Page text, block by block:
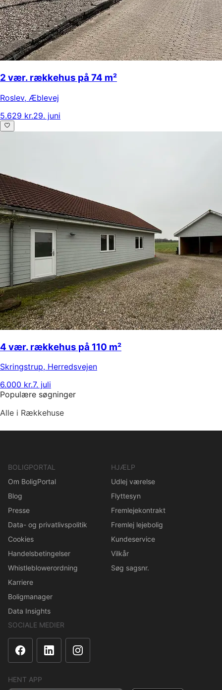
2 vær. rækkehus på 74 m²
Roslev, Æblevej
5.629 kr.29. juni
4 vær. rækkehus på 110 m²
Skringstrup, Herredsvejen
6.000 kr.7. juli
Populære søgninger
Alle i Rækkehuse
BOLIGPORTAL
Om BoligPortal
Blog
Presse
Data- og privatlivspolitik
Cookies
Handelsbetingelser
Whistleblowerordning
Karriere
Boligmanager
Data Insights
HJÆLP
Udlej værelse
Flyttesyn
Fremlejekontrakt
Fremlej lejebolig
Kundeservice
Vilkår
Søg sagsnr.
SOCIALE MEDIER
HENT APP